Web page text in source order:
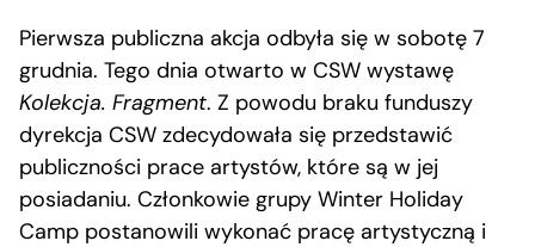
Pierwsza publiczna akcja odbyła się w sobotę 7
grudnia. Tego dnia otwarto w CSW wystawę
Kolekcja. Fragment. Z powodu braku funduszy
dyrekcja CSW zdecydowała się przedstawić
publiczności prace artystów, które są w jej
posiadaniu. Członkowie grupy Winter Holiday
Camp postanowili wykonać pracę artystyczną i